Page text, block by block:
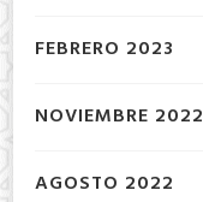
FEBRERO 2023
NOVIEMBRE 2022
AGOSTO 2022